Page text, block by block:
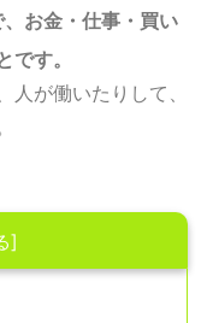
お金・仕事・買い
す。
が働いたりして、